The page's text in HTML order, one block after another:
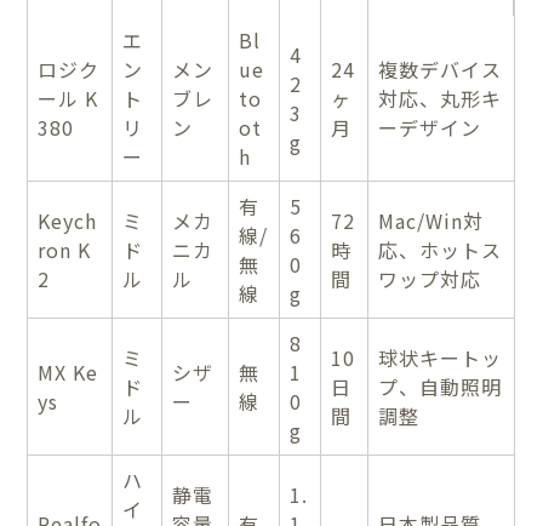
ロジク
ール K
380
エ
ン
ト
リ
ー
メン
ブレ
ン
Bl
ue
to
ot
h
4
2
3
g
24
ヶ
月
複数デバイス
対応、丸形キ
ーデザイン
Keych
ron K
2
ミ
ド
ル
メカ
ニカ
ル
有
線/
無
線
5
6
0
g
72
時
間
Mac/Win対
応、ホットス
ワップ対応
MX Ke
ys
ミ
ド
ル
シザ
ー
無
線
8
1
0
g
10
日
間
球状キートッ
プ、自動照明
調整
ハ
イ
静電
1.